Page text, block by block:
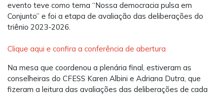
evento teve como tema “Nossa democracia pulsa em
Conjunto” e foi a etapa de avaliação das deliberações do
triênio 2023-2026.
Clique aqui e confira a conferência de abertura
Na mesa que coordenou a plenária final, estiveram as
conselheiras do CFESS Karen Albini e Adriana Dutra, que
fizeram a leitura das avaliações das deliberações de cada